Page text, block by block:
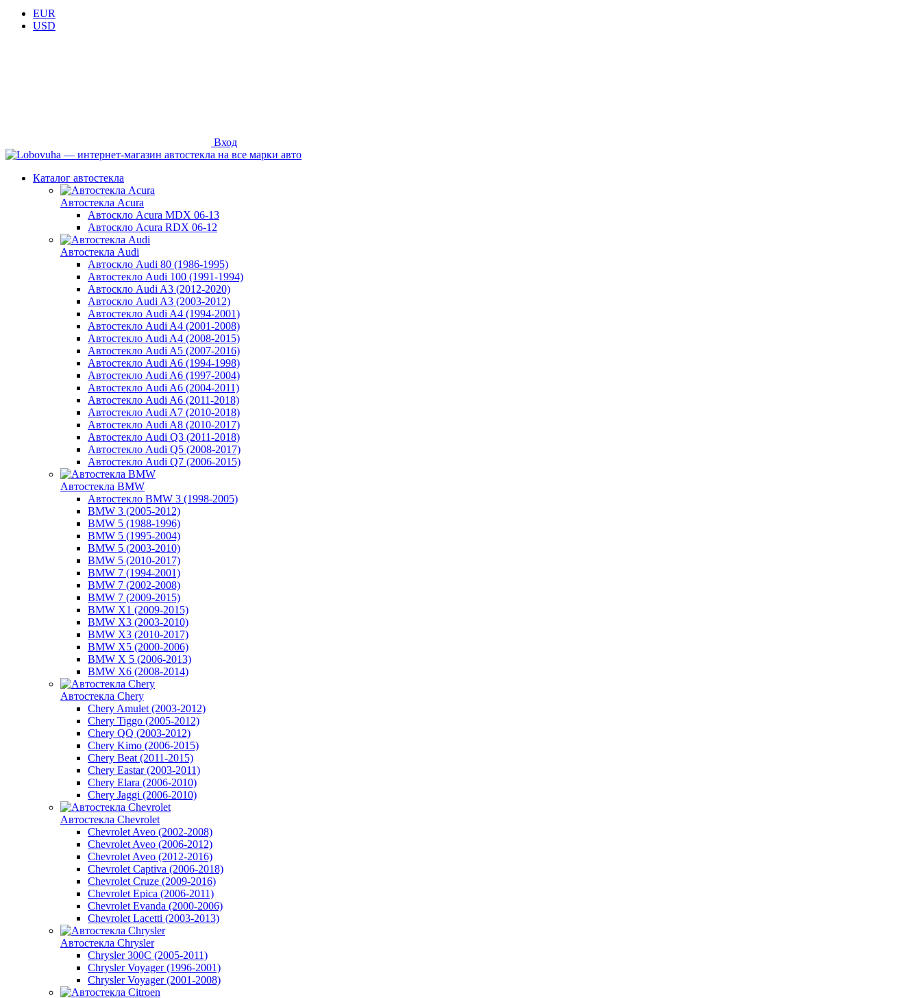
EUR
USD
Вход
Каталог автостекла
Автостекла Acura
Автоскло Acura MDX 06-13
Автоскло Acura RDX 06-12
Автостекла Audi
Автоскло Audi 80 (1986-1995)
Автостекло Audi 100 (1991-1994)
Автоскло Audi A3 (2012-2020)
Автоскло Audi A3 (2003-2012)
Автостекло Audi A4 (1994-2001)
Автостекло Audi A4 (2001-2008)
Автостекло Audi A4 (2008-2015)
Автостекло Audi A5 (2007-2016)
Автостекло Audi A6 (1994-1998)
Автостекло Audi A6 (1997-2004)
Автостекло Audi A6 (2004-2011)
Автостекло Audi A6 (2011-2018)
Автостекло Audi A7 (2010-2018)
Автостекло Audi A8 (2010-2017)
Автостекло Audi Q3 (2011-2018)
Автостекло Audi Q5 (2008-2017)
Автостекло Audi Q7 (2006-2015)
Автостекла BMW
Автостекло BMW 3 (1998-2005)
BMW 3 (2005-2012)
BMW 5 (1988-1996)
BMW 5 (1995-2004)
BMW 5 (2003-2010)
BMW 5 (2010-2017)
BMW 7 (1994-2001)
BMW 7 (2002-2008)
BMW 7 (2009-2015)
BMW X1 (2009-2015)
BMW X3 (2003-2010)
BMW X3 (2010-2017)
BMW X5 (2000-2006)
BMW X 5 (2006-2013)
BMW X6 (2008-2014)
Автостекла Chery
Chery Amulet (2003-2012)
Chery Tiggo (2005-2012)
Chery QQ (2003-2012)
Chery Kimo (2006-2015)
Chery Beat (2011-2015)
Chery Eastar (2003-2011)
Chery Elara (2006-2010)
Chery Jaggi (2006-2010)
Автостекла Chevrolet
Chevrolet Aveo (2002-2008)
Chevrolet Aveo (2006-2012)
Chevrolet Aveo (2012-2016)
Chevrolet Captiva (2006-2018)
Chevrolet Cruze (2009-2016)
Chevrolet Epica (2006-2011)
Chevrolet Evanda (2000-2006)
Chevrolet Lacetti (2003-2013)
Автостекла Chrysler
Chrysler 300C (2005-2011)
Chrysler Voyager (1996-2001)
Chrysler Voyager (2001-2008)